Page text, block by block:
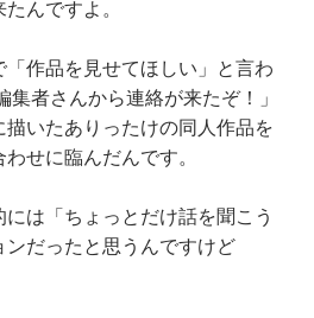
んですよ。
作品を見せてほしい」と言わ
者さんから連絡が来たぞ！」
いたありったけの同人作品を
せに臨んだんです。
は「ちょっとだけ話を聞こう
だったと思うんですけど